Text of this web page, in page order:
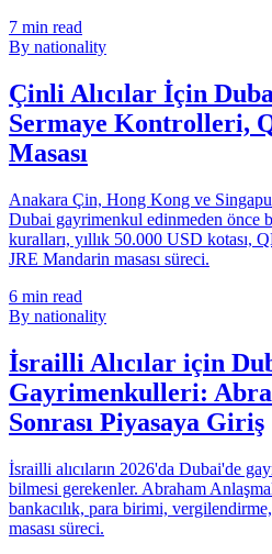
7 min read
By nationality
Çinli Alıcılar İçin
Sermaye Kontrolleri,
Masası
Anakara Çin, Hong Kong ve
Dubai gayrimenkul edinmeden önce
kuralları, yıllık 50.000 USD kotası,
JRE Mandarin masası süreci.
6 min read
By nationality
İsrailli Alıcılar için
Gayrimenkulleri:
Sonrası Piyasaya Giriş
İsrailli alıcıların 2026'da Dubai'de
bilmesi gerekenler. Abraham
bankacılık, para birimi,
masası süreci.